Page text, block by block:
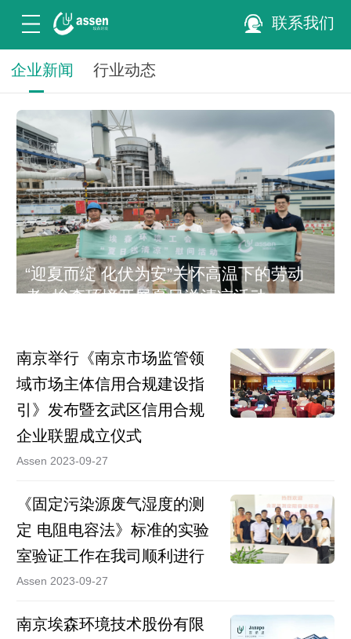
联系我们
企业新闻 行业动态
“迎夏而绽 化伏为安”关怀高温下的劳动
者--埃森环境开展夏日送清凉活动
南京举行《南京市场监管领
域市场主体信用合规建设指
引》发布暨玄武区信用合规
企业联盟成立仪式
Assen 2023-09-27
《固定污染源废气湿度的测
定 电阻电容法》标准的实验
室验证工作在我司顺利进行
Assen 2023-09-27
南京埃森环境技术股份有限